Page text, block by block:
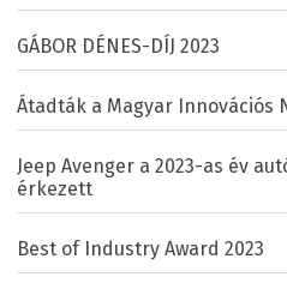
GÁBOR DÉNES-DÍJ 2023
Átadták a Magyar Innovációs
Jeep Avenger a 2023-as év
érkezett
Best of Industry Award 2023